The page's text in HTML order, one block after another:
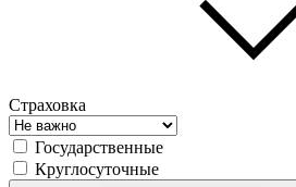
Страховка
Государственные
Круглосуточные